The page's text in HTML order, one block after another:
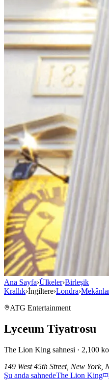
Ana Sayfa›Ülkeler›Birleşik
Krallık›İngiltere›Londra›
ATG Entertainment
Lyceum Tiyatrosu
The Lion King sahnesi · 2,100
149 West 45th Street, New York,
Şu anda sahnedeThe Lion King